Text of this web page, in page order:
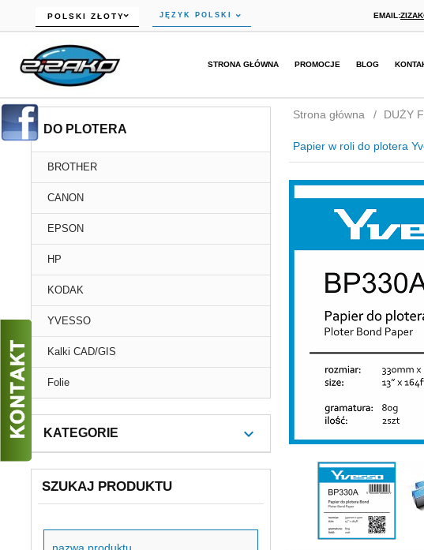
currency_h
POLSKI ZŁOTY JĘZYK POLSKI EMAIL:
STRONA GŁÓWNA PROMOCJE BLOG
DO PLOTERA
BROTHER
CANON
EPSON
HP
KODAK
YVESSO
Kalki CAD/GIS
Folie
KATEGORIE
SZUKAJ PRODUKTU
Szukaj
Strona główna DUŻY
Papier w roli do plotera